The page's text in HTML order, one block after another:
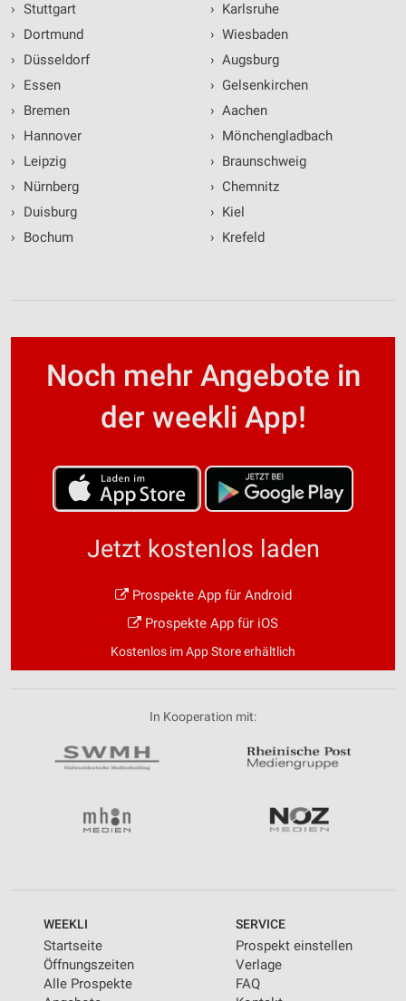
› Stuttgart
›
Dortmund
›
Düsseldorf
›
Essen
›
Bremen
›
Hannover
›
Leipzig
›
Nürnberg
›
Duisburg
›
Bochum
› Karlsruhe
› Wiesbaden
› Augsburg
› Gelsenkirchen
› Aachen
› Mönchengladbach
› Braunschweig
› Chemnitz
› Kiel
› Krefeld
Noch mehr Angebote in
der weekli App!
Jetzt kostenlos laden
Prospekte App für Android
Prospekte App für iOS
Kostenlos im App Store erhältlich
In Kooperation mit:
WEEKLI
Startseite
Öffnungszeiten
Alle Prospekte
SERVICE
Prospekt einstellen
Verlage
FAQ